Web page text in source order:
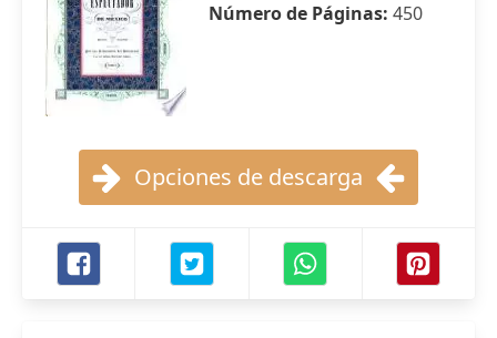
Número de Páginas: 450
Opciones de descarga